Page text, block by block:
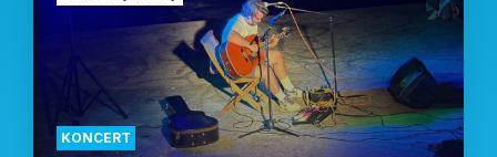
KONCERT